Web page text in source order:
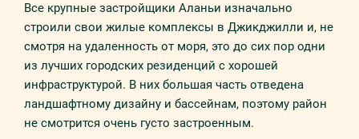
Все крупные застройщики Аланьи изначально
строили свои жилые комплексы в Джикджилли и, не
смотря на удаленность от моря, это до сих пор одни
из лучших городских резиденций с хорошей
инфраструктурой. В них большая часть отведена
ландшафтному дизайну и бассейнам, поэтому район
не смотрится очень густо застроенным.